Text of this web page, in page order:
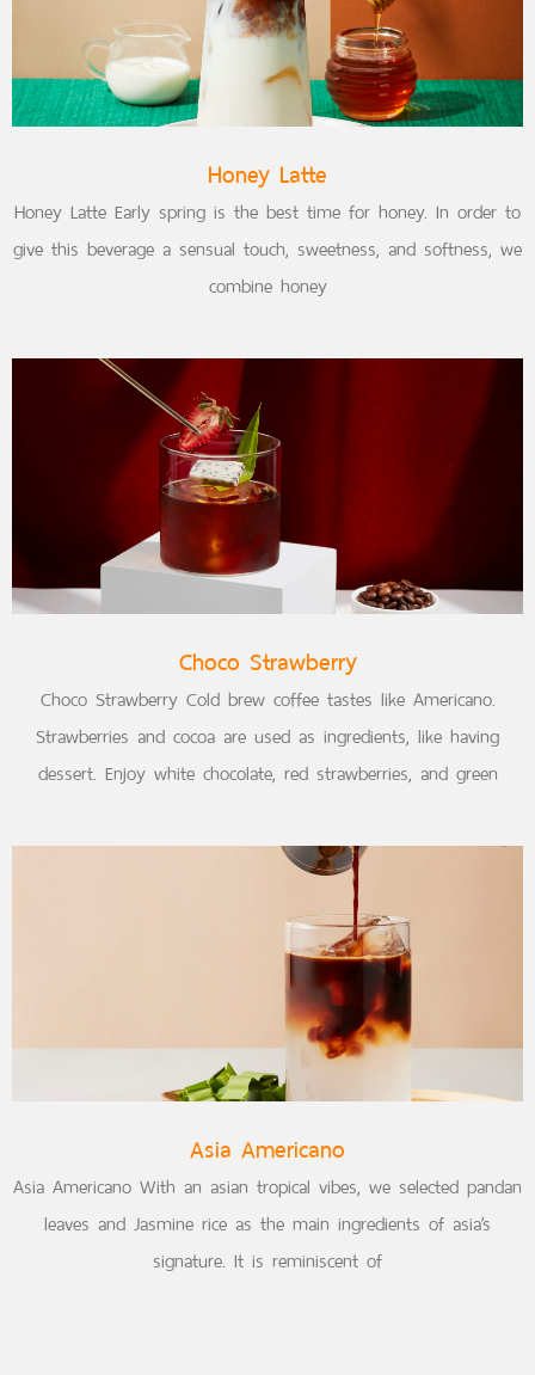
Honey Latte
Honey Latte Early spring is the best time for honey. In order to
give this beverage a sensual touch, sweetness, and softness, we
combine honey
Choco Strawberry
Choco Strawberry Cold brew coffee tastes like Americano.
Strawberries and cocoa are used as ingredients, like having
dessert. Enjoy white chocolate, red strawberries, and green
Asia Americano
Asia Americano With an asian tropical vibes, we selected pandan
leaves and Jasmine rice as the main ingredients of asia’s
signature. It is reminiscent of